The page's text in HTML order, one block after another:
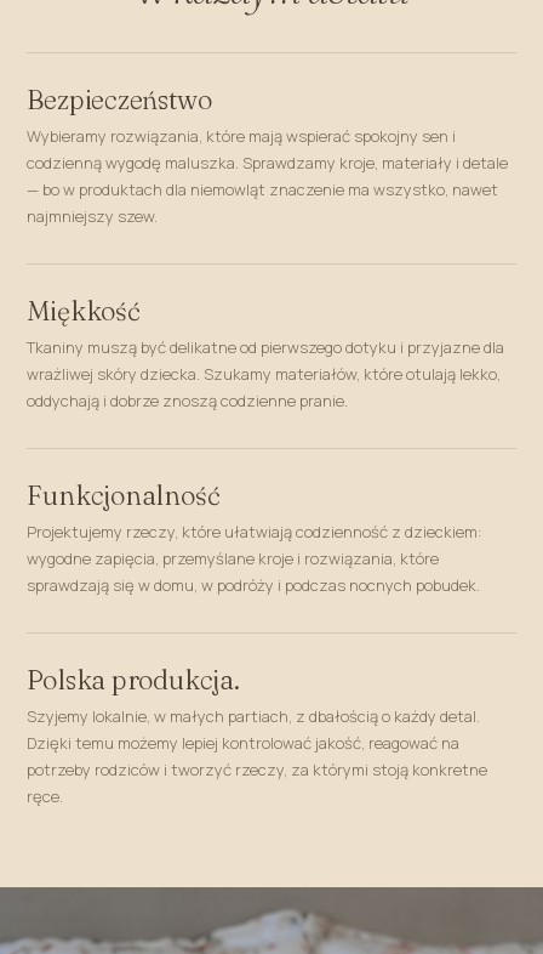
Bezpieczeństwo
Wybieramy rozwiązania, które mają wspierać spokojny sen i
codzienną wygodę maluszka. Sprawdzamy kroje, materiały i detale
— bo w produktach dla niemowląt znaczenie ma wszystko, nawet
najmniejszy szew.
Miękkość
Tkaniny muszą być delikatne od pierwszego dotyku i przyjazne dla
wrażliwej skóry dziecka. Szukamy materiałów, które otulają lekko,
oddychają i dobrze znoszą codzienne pranie.
Funkcjonalność
Projektujemy rzeczy, które ułatwiają codzienność z dzieckiem:
wygodne zapięcia, przemyślane kroje i rozwiązania, które
sprawdzają się w domu, w podróży i podczas nocnych pobudek.
Polska produkcja.
Szyjemy lokalnie, w małych partiach, z dbałością o każdy detal.
Dzięki temu możemy lepiej kontrolować jakość, reagować na
potrzeby rodziców i tworzyć rzeczy, za którymi stoją konkretne
ręce.